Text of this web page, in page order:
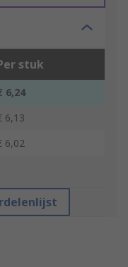
stuk
6,24
6,13
6,02